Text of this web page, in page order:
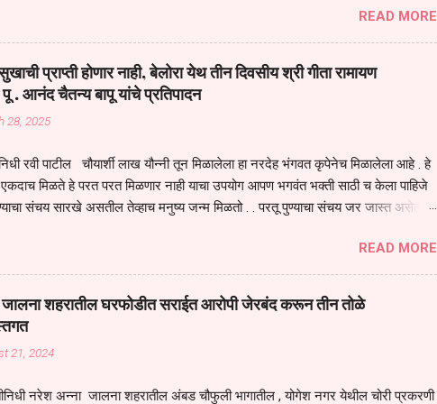
बसलेली लोक ही खरच भाग्यवान आहेत कोरोना सारख्या महामारीत आपंण जिवंत आहोत या
तर धार्मीक विचाराचा आधार आपल्याला घ्यावाच लागेल महामारीच्या काळात वारकरी
मानव जातीची मानसीक अवस्था सक्षम असणे गरजेचे आहे कोरोना ने मानवी जीवनातील
सगळ्याना करून दीली आहे मनुष्याच्या आयुष्यातील नामसाधना ही त्याच्यासाठी खूप मोठा
करण्याचा आळस आ...
READ MORE
प्राप्ती होणार नाही, बेलोरा येथ तीन दिवसीय श्री गीता रामायण
. आनंद चैतन्य बापू यांचे प्रतिपादन
28, 2025
रवी पाटील चौयार्शी लाख यौन्नी तून मिळालेला हा नरदेह भंगवत कृपेनेच मिळालेला आहे . हे
मिळते हे परत परत मिळणार नाही याचा उपयोग आपण भगवंत भक्ती साठी च केला पाहिजे
संचय सारखे असतील तेव्हाच मनुष्य जन्म मिळतो . . परतू पुण्याचा संचय जर जास्त असेल
सुंगधाचे व्यसन लागण्यापेक्षा भगवत भंक्ती चे व व्यसन लावा म्हणजे या नरदेहाचा उपयोग होईल .
मनुष्यावर होत असतात यापैकी भगवत कृपा ही पुण्यवानालाच होत असते . भगवंताच्या भजनाने या
होतो गरज आहे त्याला मनापासून आळवण्याची असे प्रतिपादन प पू चेतन्य बापू याचे कृपा पात्र
बापू यांनी तळणी येथून जवळच असलेल्या बेलोरा येथे केले तीन दिवसीय गीतारामायण
करण्यात आले आहे . या कलयुगात प्रत्येक मनुष्य दुःखी आहे थोडे थोडे सगळेच दुःखी आहे
कोणीच सुखी नजरेला येणार नाही . धनाने सुखी असतील पण शरीर व्याधी...
READ MORE
जालना शहरातील घरफोडीत सराईत आरोपी जेरबंद करून तीन तोळे
21, 2024
नरेश अन्ना जालना शहरातील अंबड चौफुली भागातील , योगेश नगर येथील चोरी प्रकरणी